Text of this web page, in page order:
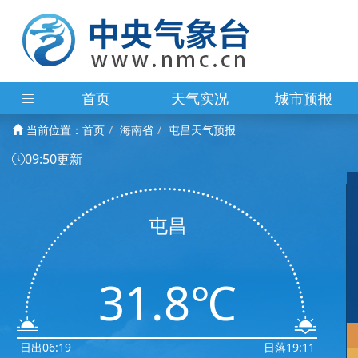
首页 天气实况 城市预报
当前位置： 首页 海南省 屯昌天气预报
09:50更新
日出06:19
屯昌
31.8℃
日落19:11